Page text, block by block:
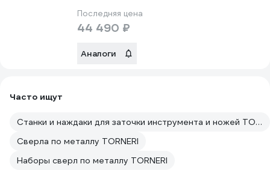
Последняя цена
44 490 ₽
Аналоги
Часто ищут
Станки и наждаки для заточки инструмента и ножей TORNERI
Сверла по металлу TORNERI
Наборы сверл по металлу TORNERI